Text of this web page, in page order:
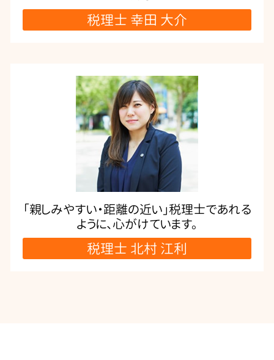
税理士 幸田 大介
「親しみやすい・距離の近い」税理士であれる
ように、心がけています。
税理士 北村 江利